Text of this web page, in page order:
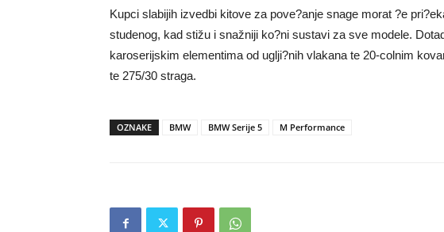
Kupci slabijih izvedbi kitove za pove?anje snage morat ?e
studenog, kad stižu i snažniji ko?ni sustavi za sve modele.
karoserijskim elementima od uglji?nih vlakana te 20-colnim
te 275/30 straga.
OZNAKE BMW BMW Serije 5 M Performance